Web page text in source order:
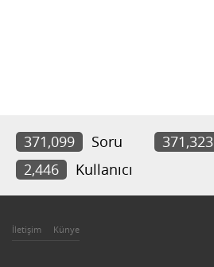
371,099 Soru 371,323
2,446
Kullanıcı
İletişim Künye